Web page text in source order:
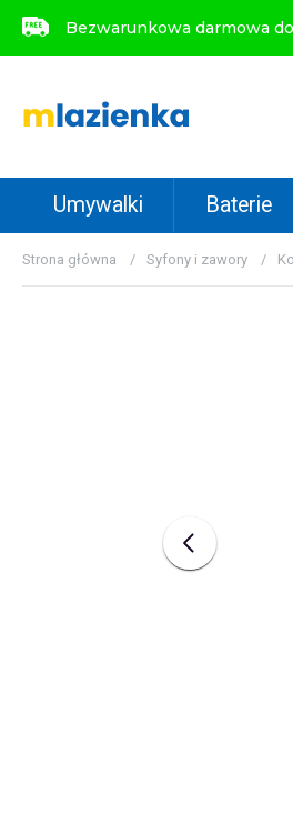
Bezwarunkowa darmowa
Umywalki Baterie
Strona główna Syfony i zawory